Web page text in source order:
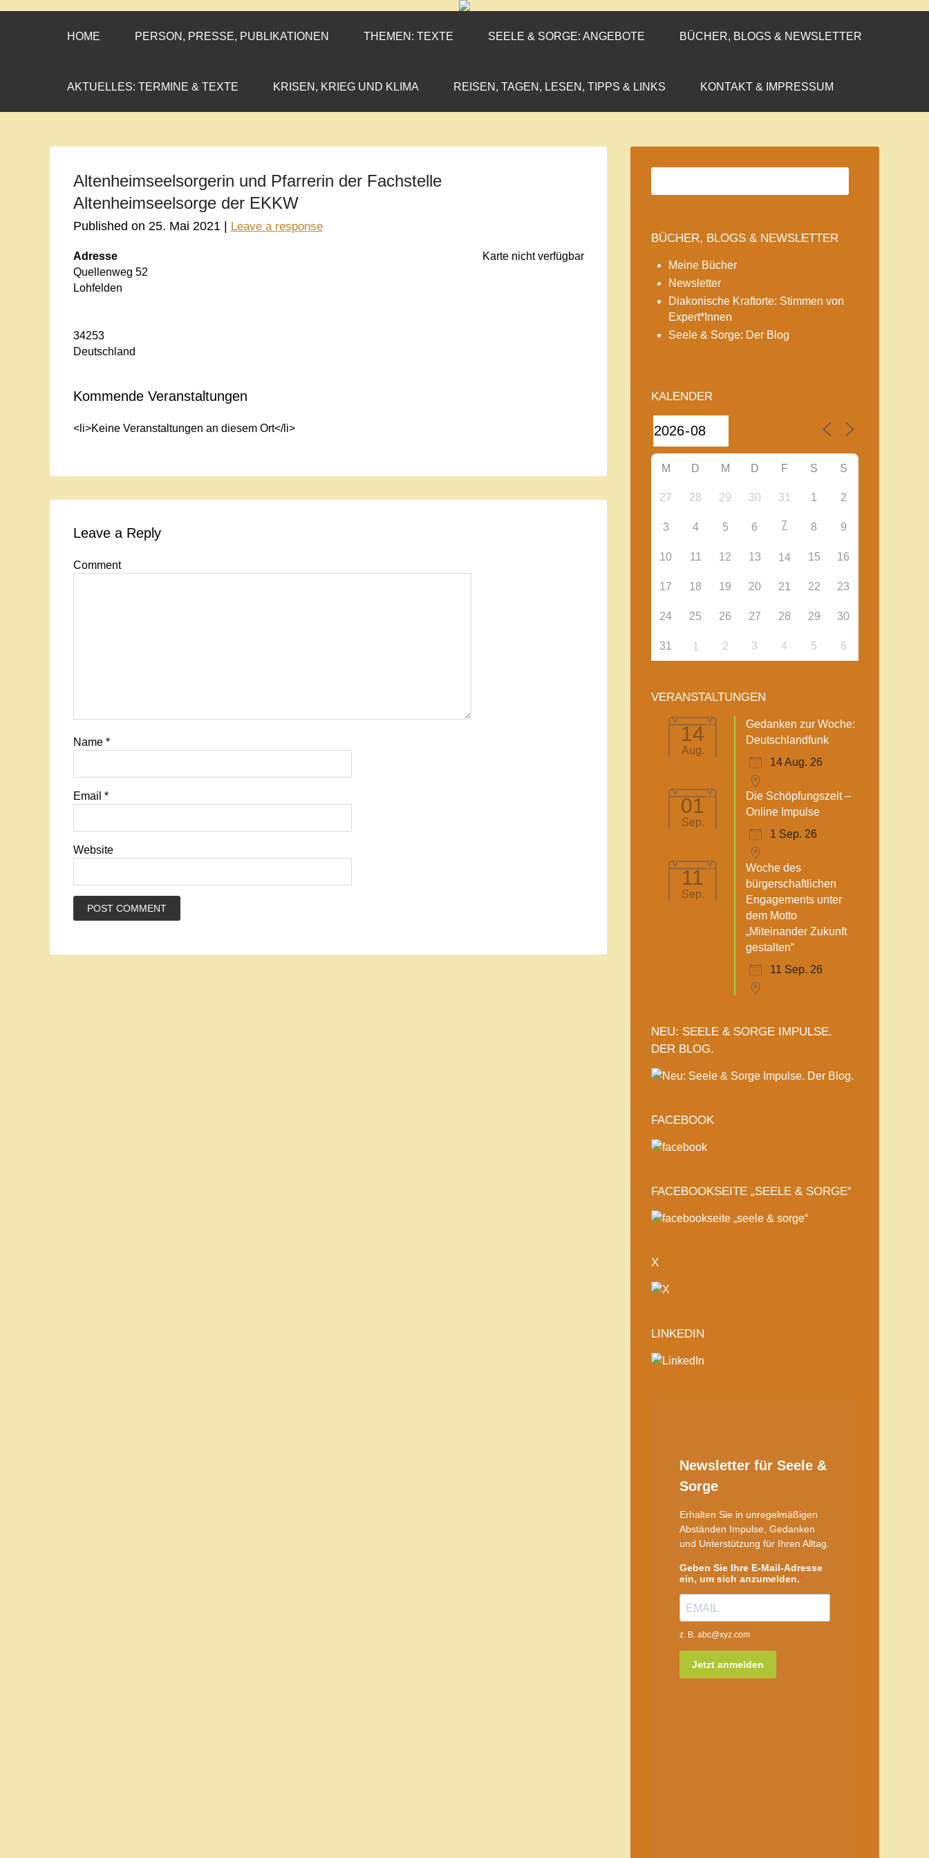
CORNELIA COENEN-MARX
»ENGAGEMENT MIT PROFIL«
HOME PERSON, PRESSE, PUBLIKATIONEN THEMEN: TEXTE SEELE & SORGE: ANGEBOTE BÜCHER, BLOGS & NEWSLETTER
AKTUELLES: TERMINE & TEXTE KRISEN, KRIEG UND KLIMA REISEN, TAGEN, LESEN, TIPPS & LINKS KONTAKT & IMPRESSUM
Altenheimseelsorgerin und Pfarrerin der Fachstelle
Altenheimseelsorge der EKKW
Published on 25. Mai 2021 | Leave a response
Karte nicht verfügbar
Adresse
Quellenweg 52
Lohfelden
34253
Deutschland
Kommende Veranstaltungen
<li>Keine Veranstaltungen an diesem Ort</li>
Leave a Reply
Comment
Name *
Email *
Website
BÜCHER, BLOGS & NEWSLETTER
Meine Bücher
Newsletter
Diakonische Kraftorte: Stimmen von
Expert*Innen
Seele & Sorge: Der Blog
KALENDER
M D M D F S S
27 28 29 30 31 1 2
3 4 5 6 7 8 9
10 11 12 13 14 15 16
17 18 19 20 21 22 23
24 25 26 27 28 29 30
31 1 2 3 4 5 6
VERANSTALTUNGEN
14
Aug.
Gedanken zur Woche:
Deutschlandfunk
14 Aug. 26
01
Sep.
Die Schöpfungszeit –
Online Impulse
1 Sep. 26
11
Sep.
Woche des
bürgerschaftlichen
Engagements unter
dem Motto
„Miteinander Zukunft
gestalten“
11 Sep. 26
NEU: SEELE & SORGE IMPULSE.
DER BLOG.
FACEBOOK
FACEBOOKSEITE „SEELE & SORGE“
X
LINKEDIN